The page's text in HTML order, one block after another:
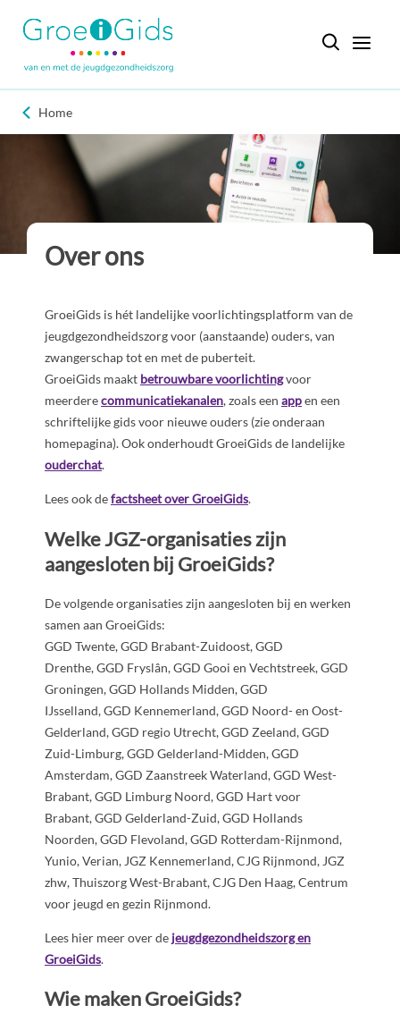
Home
Over ons
GroeiGids is hét landelijke voorlichtingsplatform van de
jeugdgezondheidszorg voor (aanstaande) ouders, van
zwangerschap tot en met de puberteit.
GroeiGids maakt betrouwbare voorlichtingvoor
meerderecommunicatiekanalen, zoals een appen een
schriftelijke gids voor nieuwe ouders (zie onderaan
homepagina). Ook onderhoudt GroeiGids de landelijke
ouderchat.
Lees ook defactsheet over GroeiGids.
Welke JGZ-organisaties zijn
aangesloten bij GroeiGids?
De volgende organisaties zijn aangesloten bij en werken
samen aan GroeiGids:
GGD Twente, GGD Brabant-Zuidoost, GGD
Drenthe, GGD Fryslân, GGD Gooi en Vechtstreek, GGD
Groningen, GGD Hollands Midden, GGD
IJsselland, GGD Kennemerland, GGD Noord- en Oost-
Gelderland, GGD regio Utrecht, GGD Zeeland, GGD
Zuid-Limburg, GGD Gelderland-Midden, GGD
Amsterdam, GGD Zaanstreek Waterland, GGD West-
Brabant, GGD Limburg Noord, GGD Hart voor
Brabant, GGD Gelderland-Zuid, GGD Hollands
Noorden, GGD Flevoland, GGD Rotterdam-Rijnmond,
Yunio, Verian, JGZ Kennemerland, CJG Rijnmond, JGZ
zhw, Thuiszorg West-Brabant, CJG Den Haag, Centrum
voor jeugd en gezin Rijnmond.
Lees hier meer over de jeugdgezondheidszorg en
GroeiGids.
Wie maken GroeiGids?